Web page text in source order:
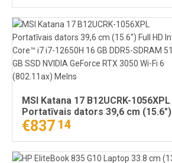
GB SSD Wi-Fi 6E (802.11ax)
Windows 11 Pro Melns
MSI Katana 17 B12UCRK-1056XPL
Portatīvais dators 39,6 cm (15.6")
Full HD Intel® Core™ i7 i7-12650H
16 GB DDR5-SDRAM 512 GB SSD
NVIDIA GeForce RTX 3050 Wi-Fi 6
(802.11ax) Melns
€837 14